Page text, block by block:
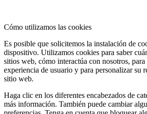
Cómo utilizamos las cookies
Es posible que solicitemos la instalación de
dispositivo. Utilizamos cookies para saber
sitios web, cómo interactúa con nosotros, para
experiencia de usuario y para personalizar su
sitio web.
Haga clic en los diferentes encabezados de
más información. También puede cambiar